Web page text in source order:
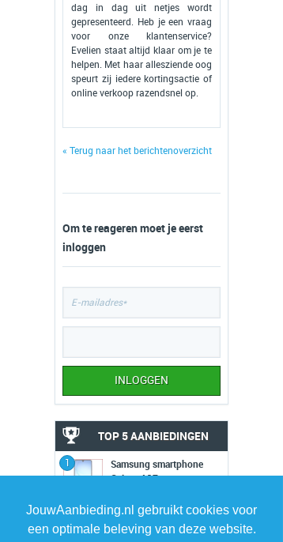
JouwAanbieding.nl gebruikt cookies voor
een optimale beleving van deze website.
dag in dag uit netjes wordt
gepresenteerd. Heb je een vraag
voor onze klantenservice?
Evelien staat altijd klaar om je te
helpen. Met haar allesziende oog
speurt zij iedere kortingsactie of
online verkoop razendsnel op.
« Terug naar het berichtenoverzicht
Om te reageren moet je eerst
inloggen
TOP 5 AANBIEDINGEN
1
Samsung smartphone
Galaxy A17
›
BlueBuilt Samsung
Galaxy A36 book case
›